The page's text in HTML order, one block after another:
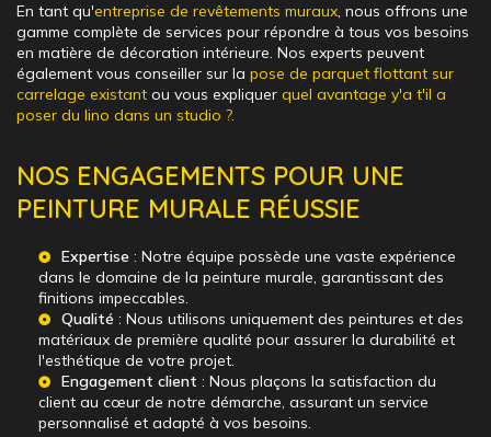
En tant qu'entreprise de revêtements muraux, nous offrons une
gamme complète de services pour répondre à tous vos besoins
en matière de décoration intérieure. Nos experts peuvent
également vous conseiller sur la pose de parquet flottant sur
carrelage existant ou vous expliquer quel avantage y'a t'il a
poser du lino dans un studio ?.
NOS ENGAGEMENTS POUR UNE
PEINTURE MURALE RÉUSSIE
Expertise : Notre équipe possède une vaste expérience
dans le domaine de la peinture murale, garantissant des
finitions impeccables.
Qualité : Nous utilisons uniquement des peintures et des
matériaux de première qualité pour assurer la durabilité et
l'esthétique de votre projet.
Engagement client : Nous plaçons la satisfaction du
client au cœur de notre démarche, assurant un service
personnalisé et adapté à vos besoins.